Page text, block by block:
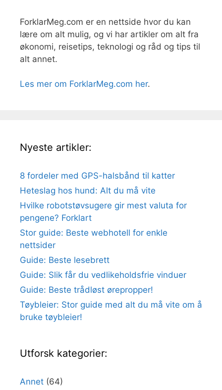
ForklarMeg.com er en nettside hvor du kan
lære om alt mulig, og vi har artikler om alt fra
økonomi, reisetips, teknologi og råd og tips til
alt annet.
Les mer om ForklarMeg.com her.
Nyeste artikler:
8 fordeler med GPS-halsbånd til katter
Heteslag hos hund: Alt du må vite
Hvilke robotstøvsugere gir mest valuta for
pengene? Forklart
Stor guide: Beste webhotell for enkle
nettsider
Guide: Beste lesebrett
Guide: Slik får du vedlikeholdsfrie vinduer
Guide: Beste trådløst ørepropper!
Tøybleier: Stor guide med alt du må vite om å
bruke tøybleier!
Utforsk kategorier:
Annet (64)